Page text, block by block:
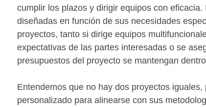
cumplir los plazos y dirigir equipos con
diseñadas en función de sus necesidades
proyectos, tanto si dirige equipos
expectativas de las partes interesadas o se
presupuestos del proyecto se mantengan
Entendemos que no hay dos proyectos
personalizado para alinearse con sus